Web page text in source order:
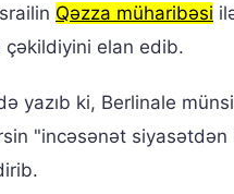
Qəzza müharibəsi
çəkildiyini elan edib.
yazıb ki, Berlinale
"incəsənət